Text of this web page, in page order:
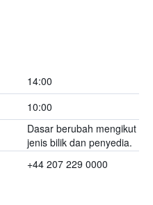
14:00
10:00
Dasar berubah mengikut
jenis bilik dan penyedia.
+44 207 229 0000